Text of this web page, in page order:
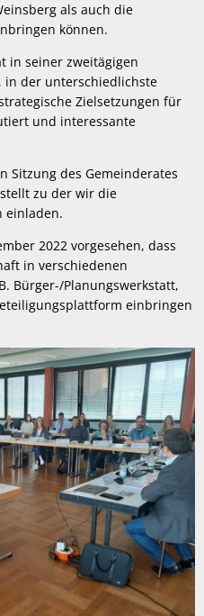
als auch die
können.
in seiner zweitägigen
in der unterschiedlichste
Zielsetzungen für
und interessante
Sitzung des Gemeinderates
zu der wir die
einladen.
2022 vorgesehen, dass
in verschiedenen
Bürger-/Planungswerkstatt,
einbringen